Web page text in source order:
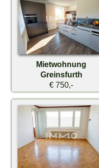
Mietwohnung
Greinsfurth
€ 750,-